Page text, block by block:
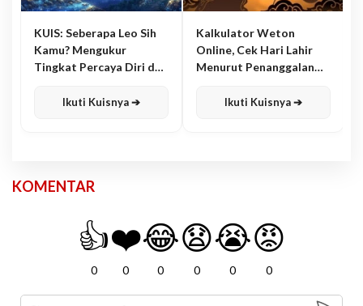
KUIS: Seberapa Leo Sih
Kamu? Mengukur
Tingkat Percaya Diri dan
Ikuti Kuisnya ➔
Kalkulator Weton
Online, Cek Hari Lahir
Menurut Penanggalan
Ikuti Kuisnya ➔
KOMENTAR
👍
0
❤️
0
😂
0
😧
0
😭
0
😡
0